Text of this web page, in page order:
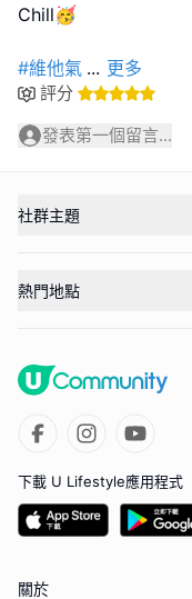
Chill🥳
#維他氣 ... 更多
評分
發表第一個留言...
社群主題
熱門地點
下載 U Lifestyle應用程式
關於